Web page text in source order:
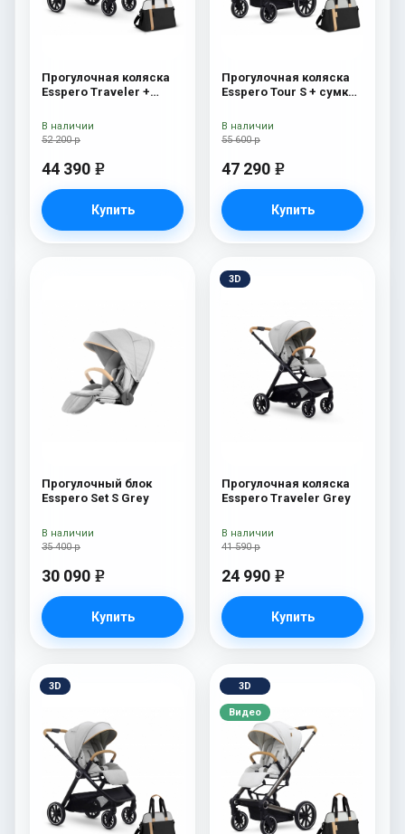
Прогулочная коляска
Esspero Traveler +
52 200 р
44 390 e
Купить
В наличии
Прогулочная коляска
Esspero Tour S + сумка
55 600 р
47 290 e
Купить
В наличии
Прогулочный блок
Esspero Set S Grey
35 400 р
30 090 e
Купить
В наличии
3D
Прогулочная коляска
Esspero Traveler Grey
41 590 р
24 990 e
Купить
В наличии
3D 3D
Видео